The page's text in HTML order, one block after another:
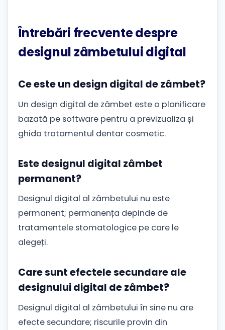
Întrebări frecvente despre
designul zâmbetului digital
Ce este un design digital de zâmbet?
Un design digital de zâmbet este o planificare
bazată pe software pentru a previzualiza și
ghida tratamentul dentar cosmetic.
Este designul digital zâmbet
permanent?
Designul digital al zâmbetului nu este
permanent; permanența depinde de
tratamentele stomatologice pe care le
alegeți.
Care sunt efectele secundare ale
designului digital de zâmbet?
Designul digital al zâmbetului în sine nu are
efecte secundare; riscurile provin din